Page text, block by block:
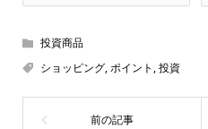
投資商品
ショッピング,ポイント ,投資